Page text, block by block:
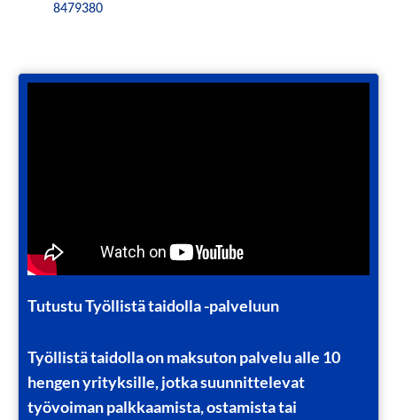
8479380
Tutustu Työllistä taidolla -palveluun
Työllistä taidolla on maksuton palvelu alle 10
hengen yrityksille, jotka suunnittelevat
työvoiman palkkaamista, ostamista tai